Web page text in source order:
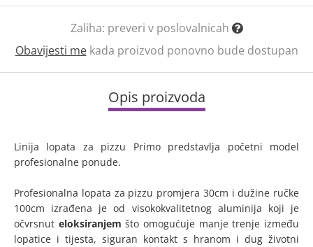
Zaliha: preveri v poslovalnicah
Obavijesti mekada proizvod ponovno bude dostupan
Opis proizvoda
Linija lopata za pizzu Primo predstavlja početni model
profesionalne ponude.
Profesionalna lopata za pizzu promjera 30cm i dužine ručke
100cm izrađena je od visokokvalitetnog aluminija koji je
očvrsnut eloksiranjem što omogućuje manje trenje između
lopatice i tijesta, siguran kontakt s hranom i dug životni